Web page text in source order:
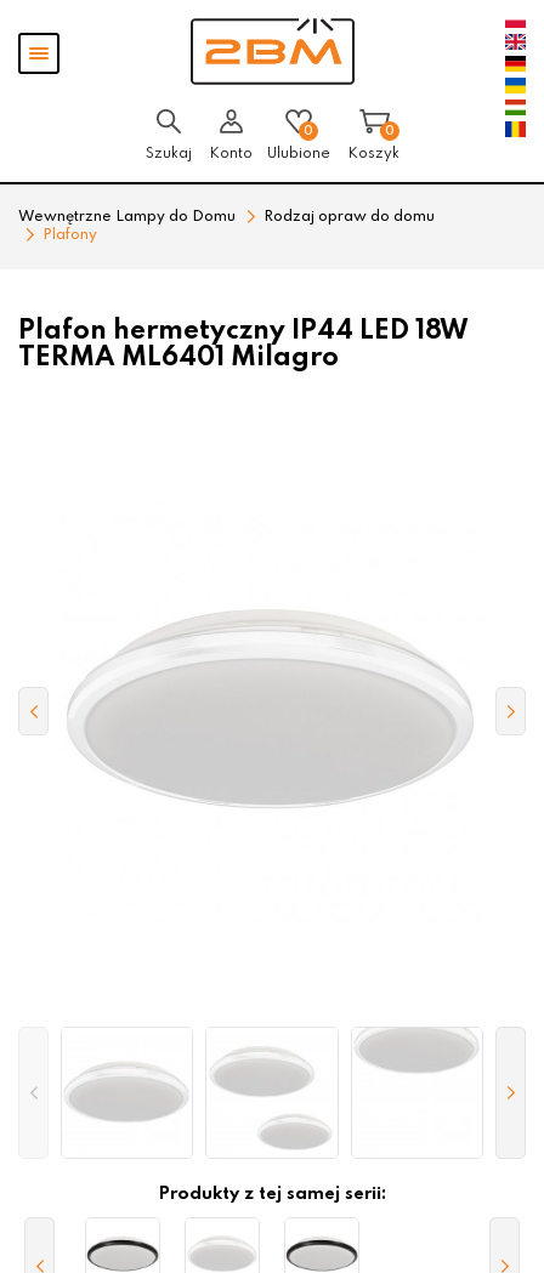
Pokaż
menu
Szukaj Konto
0
Ulubione
0
Koszyk
Wewnętrzne Lampy do Domu
Rodzaj opraw do domu
Plafony
Plafon hermetyczny IP44 LED 18W
TERMA ML6401 Milagro
Produkty z tej samej serii: